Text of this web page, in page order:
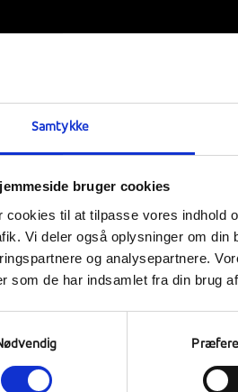
Samtykke
bruger cookies
cookies til at tilpasse vores indhold
Vi deler også oplysninger om
og analysepartnere.
som de har indsamlet fra din brug
i
af alle elever, som blev mødt af
læste juleevangeliet på engelsk
særligt for de internationale elever